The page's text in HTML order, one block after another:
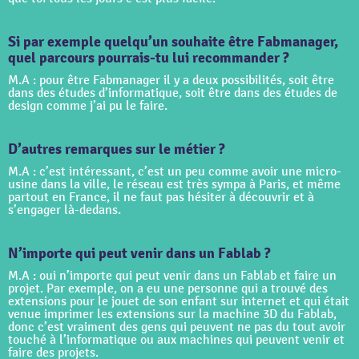
Si par exemple quelqu’un souhaite être Fabmanager,
quel parcours pourrais-tu lui recommander ?
M.A : pour être Fabmanager il y a deux possibilités, soit être
dans des études d’informatique, soit être dans des études de
design comme j’ai pu le faire.
D’autres remarques sur le métier ?
M.A : c’est intéressant, c’est un peu comme avoir une micro-
usine dans la ville, le réseau est très sympa à Paris, et même
partout en France, il ne faut pas hésiter à découvrir et à
s’engager là-dedans.
N’importe qui peut venir dans un Fablab ?
M.A : oui n’importe qui peut venir dans un Fablab et faire un
projet. Par exemple, on a eu une personne qui a trouvé des
extensions pour le jouet de son enfant sur internet et qui était
venue imprimer les extensions sur la machine 3D du Fablab,
donc c’est vraiment des gens qui peuvent ne pas du tout avoir
touché à l’informatique ou aux machines qui peuvent venir et
faire des projets.